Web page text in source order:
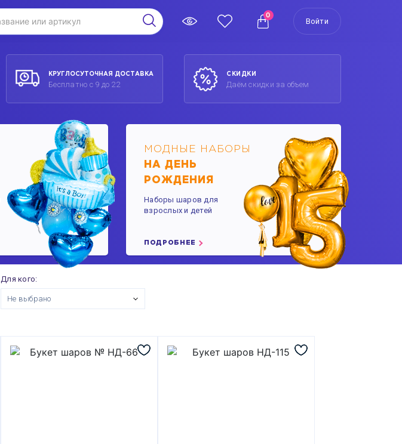
0
Войти
КРУГЛОСУТОЧНАЯ ДОСТАВКА
Бесплатно с 9 до 22
СКИДКИ
Даём скидки за объем
МОДНЫЕ НАБОРЫ
НА ДЕНЬ
РОЖДЕНИЯ
Наборы шаров для
взрослых и детей
ПОДРОБНЕЕ
Для кого:
Не выбрано